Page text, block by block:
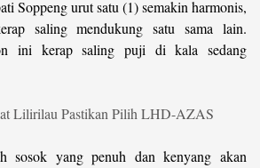
Soppeng urut satu (1) semakin harmonis,
saling mendukung satu sama lain.
ini kerap saling puji di kala sedang
Lilirilau Pastikan Pilih LHD-AZAS
sosok yang penuh dan kenyang akan